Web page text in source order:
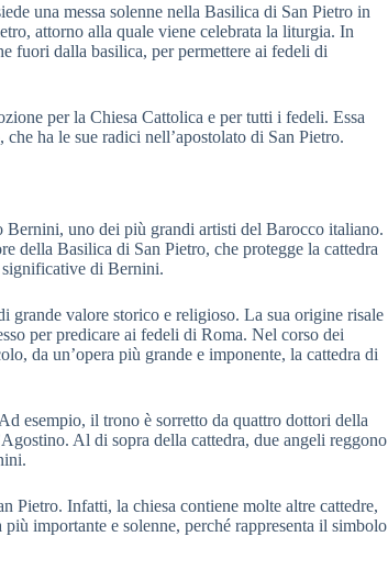
una messa solenne nella Basilica di San Pietro in
attorno alla quale viene celebrata la liturgia. In
fuori dalla basilica, per permettere ai fedeli di
per la Chiesa Cattolica e per tutti i fedeli. Essa
ha le sue radici nell’apostolato di San Pietro.
uno dei più grandi artisti del Barocco italiano.
della Basilica di San Pietro, che protegge la cattedra
significative di Bernini.
grande valore storico e religioso. La sua origine risale
per predicare ai fedeli di Roma. Nel corso dei
da un’opera più grande e imponente, la cattedra di
esempio, il trono è sorretto da quattro dottori della
Al di sopra della cattedra, due angeli reggono
Pietro. Infatti, la chiesa contiene molte altre cattedre,
importante e solenne, perché rappresenta il simbolo